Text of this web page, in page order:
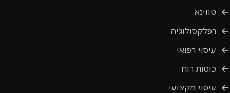
טווינא
רפלקסולוגיה
עיסוי רפואי
כוסות רוח
עיסוי מקצועי